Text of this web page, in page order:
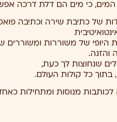
המים, כי מים הם דלת דרכה
של כתיבת שירה וכתיבה
היופי של משוררות ומשוררים
והזנה.
שנחוצות לך כעת,
בתוך כל קולות העולם.
מנוסות ומתחילות